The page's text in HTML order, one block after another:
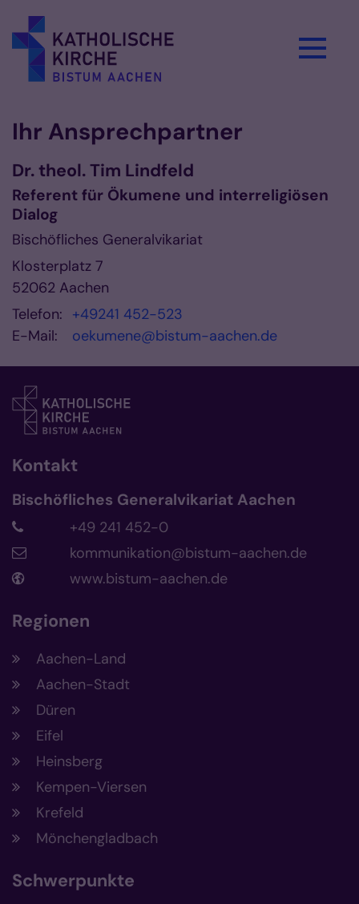
Ihr Ansprechpartner
Dr. theol.Tim Lindfeld
Referent für Ökumene und interreligiösen
Dialog
Bischöfliches Generalvikariat
Klosterplatz 7
52062 Aachen
Telefon: +49241 452-523
E-Mail:
oekumene@bistum-aachen.de
Kontakt
Bischöfliches Generalvikariat Aachen
+49 241 452-0
kommunikation@bistum-aachen.de
www.bistum-aachen.de
Regionen
Aachen-Land
Aachen-Stadt
Düren
Eifel
Heinsberg
Kempen-Viersen
Krefeld
Mönchengladbach
Schwerpunkte